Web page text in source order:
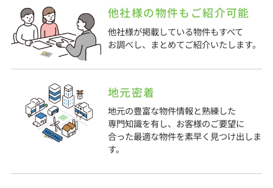
他社様の物件もご紹介可能
他社様が掲載している物件もすべて
お調べし、まとめてご紹介いたします。
地元密着
地元の豊富な物件情報と熟練した
専門知識を有し、お客様のご要望に
合った最適な物件を素早く見つけ出しま
す。